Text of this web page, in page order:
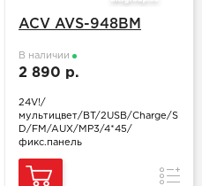
ACV AVS-948BM
В наличии
2 890 р.
24V!/
мультицвет/BT/2USB/Charge/S
D/FM/AUX/MP3/4*45/
фикс.панель